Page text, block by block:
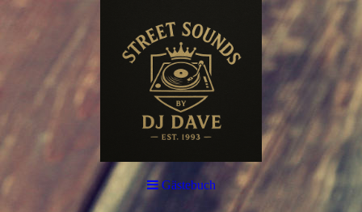
Gästebuch